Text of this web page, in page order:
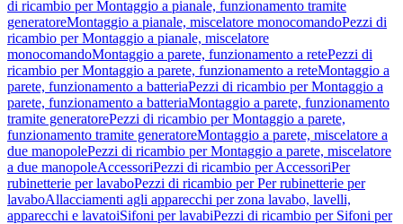
di ricambio per Montaggio a pianale, funzionamento tramite
generatoreMontaggio a pianale, miscelatore monocomandoPezzi di
ricambio per Montaggio a pianale, miscelatore
monocomandoMontaggio a parete, funzionamento a retePezzi di
ricambio per Montaggio a parete, funzionamento a reteMontaggio a
parete, funzionamento a batteriaPezzi di ricambio per Montaggio a
parete, funzionamento a batteriaMontaggio a parete, funzionamento
tramite generatorePezzi di ricambio per Montaggio a parete,
funzionamento tramite generatoreMontaggio a parete, miscelatore a
due manopolePezzi di ricambio per Montaggio a parete, miscelatore
a due manopoleAccessoriPezzi di ricambio per AccessoriPer
rubinetterie per lavaboPezzi di ricambio per Per rubinetterie per
lavaboAllacciamenti agli apparecchi per zona lavabo, lavelli,
apparecchi e lavatoiSifoni per lavabiPezzi di ricambio per Sifoni per